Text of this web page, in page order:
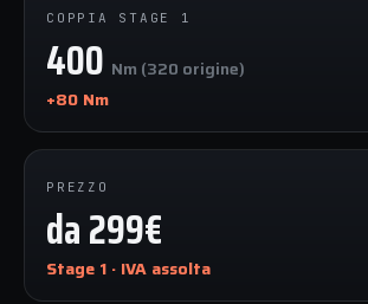
COPPIA STAGE 1
400 Nm (320 origine)
+80 Nm
PREZZO
da 299€
Stage 1 · IVA assolta